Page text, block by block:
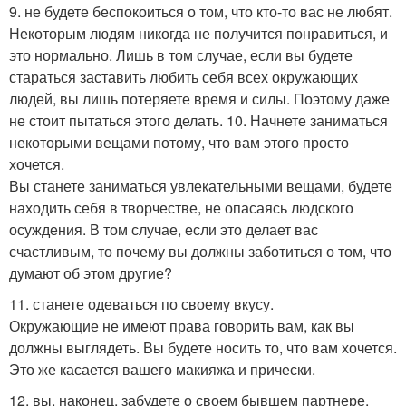
9. не будете беспокоиться о том, что кто-то вас не любят.
Некоторым людям никогда не получится понравиться, и
это нормально. Лишь в том случае, если вы будете
стараться заставить любить себя всех окружающих
людей, вы лишь потеряете время и силы. Поэтому даже
не стоит пытаться этого делать. 10. Начнете заниматься
некоторыми вещами потому, что вам этого просто
хочется.
Вы станете заниматься увлекательными вещами, будете
находить себя в творчестве, не опасаясь людского
осуждения. В том случае, если это делает вас
счастливым, то почему вы должны заботиться о том, что
думают об этом другие?
11. станете одеваться по своему вкусу.
Окружающие не имеют права говорить вам, как вы
должны выглядеть. Вы будете носить то, что вам хочется.
Это же касается вашего макияжа и прически.
12. вы, наконец, забудете о своем бывшем партнере.